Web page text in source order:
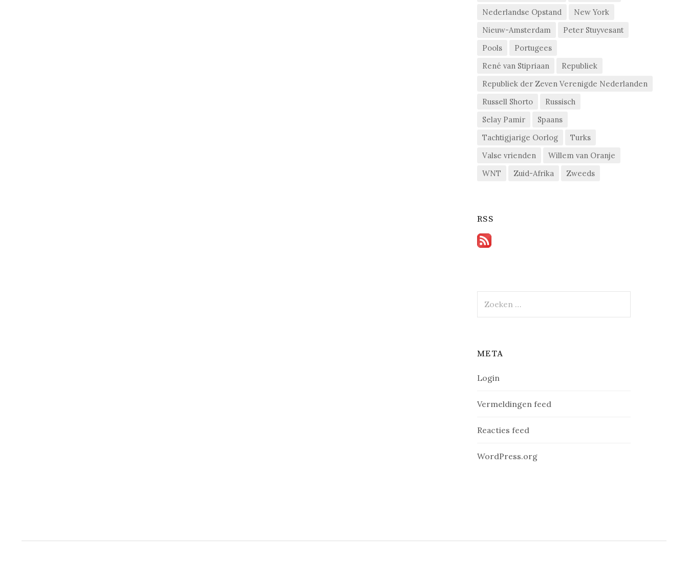
Nederlandse Opstand
New York
Nieuw-Amsterdam
Peter Stuyvesant
Pools
Portugees
René van Stipriaan
Republiek
Republiek der Zeven Verenigde Nederlanden
Russell Shorto
Russisch
Selay Pamir
Spaans
Tachtigjarige Oorlog
Turks
Valse vrienden
Willem van Oranje
WNT
Zuid-Afrika Zweeds
RSS
naar:
META
Login
Vermeldingen feed
Reacties feed
WordPress.org